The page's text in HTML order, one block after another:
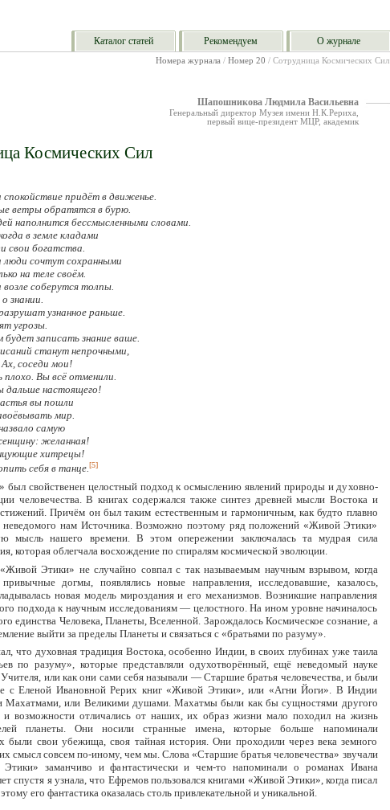
Каталог статей Рекомендуем О журнале
Номера журнала / Номер 20 / Сотрудница Космических Сил
Шапошникова Людмила Васильевна
Генеральный директор Музея имени Н.К.Рериха,
первый вице-президент МЦР, академик
Космических Сил
спокойствие придёт в движенье.
ветры обратятся в бурю.
наполнится бессмысленными словами.
в земле кладами
свои богатства.
люди сочтут сохранными
на теле своём.
возле соберутся толпы.
знании.
узнанное раньше.
угрозы.
будет записать знание ваше.
станут непрочными,
соседи мои!
плохо. Вы всё отменили.
дальше настоящего!
вы пошли
мир.
самую
желанная!
хитрецы!
себя в танце.[5]
был свойственен целостный подход к осмыслению явлений природы и духовно-
человечества. В книгах содержался также синтез древней мысли Востока и
Причём он был таким естественным и гармоничным, как будто плавно
неведомого нам Источника. Возможно поэтому ряд положений «Живой Этики»
мысль нашего времени. В этом опережении заключалась та мудрая сила
которая облегчала восхождение по спиралям космической эволюции.
Этики» не случайно совпал с так называемым научным взрывом, когда
привычные догмы, появлялись новые направления, исследовавшие, казалось,
новая модель мироздания и его механизмов. Возникшие направления
подхода к научным исследованиям — целостного. На ином уровне начиналось
единства Человека, Планеты, Вселенной. Зарождалось Космическое сознание, а
выйти за пределы Планеты и связаться с «братьями по разуму».
что духовная традиция Востока, особенно Индии, в своих глубинах уже таила
по разуму», которые представляли одухотворённый, ещё неведомый науке
или как они сами себя называли — Старшие братья человечества, и были
с Еленой Ивановной Рерих книг «Живой Этики», или «Агни Йоги». В Индии
Махатмами, или Великими душами. Махатмы были как бы сущностями другого
и возможности отличались от наших, их образ жизни мало походил на жизнь
планеты. Они носили странные имена, которые больше напоминали
были свои убежища, своя тайная история. Они проходили через века земного
смысл совсем по-иному, чем мы. Слова «Старшие братья человечества» звучали
заманчиво и фантастически и чем-то напоминали о романах Ивана
спустя я узнала, что Ефремов пользовался книгами «Живой Этики», когда писал
его фантастика оказалась столь привлекательной и уникальной.